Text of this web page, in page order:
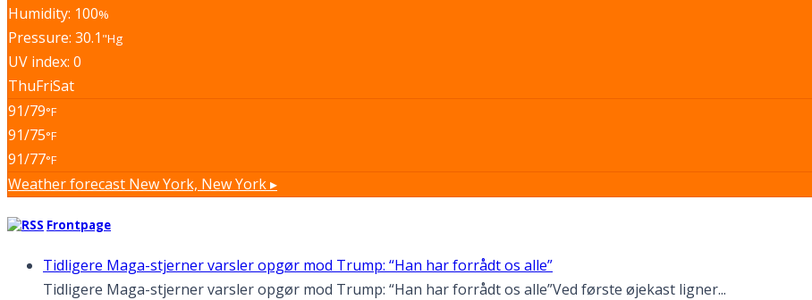
Humidity: 100%
Pressure: 30.1 "Hg
UV index: 0
ThuFriSat
91/79°F
91/75°F
91/77°F
Weather forecast New York, New York ▸
Frontpage
Tidligere Maga-stjerner varsler opgør mod Trump: “Han har forrådt os alle”
Tidligere Maga-stjerner varsler opgør mod Trump: “Han har forrådt os alle”Ved første øjekast ligner...